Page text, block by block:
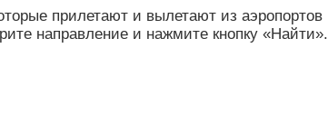
прилетают и вылетают из аэропортов
направление и нажмите кнопку «Найти».